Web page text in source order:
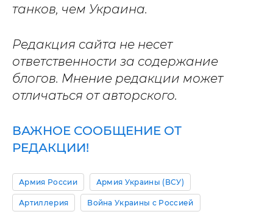
танков, чем Украина.
Редакция сайта не несет
ответственности за содержание
блогов. Мнение редакции может
отличаться от авторского.
ВАЖНОЕ СООБЩЕНИЕ ОТ
РЕДАКЦИИ!
Армия России Армия Украины (ВСУ)
Артиллерия Война Украины с Россией